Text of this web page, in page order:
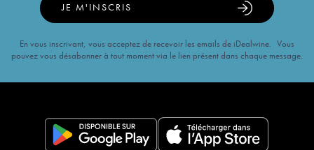
JE M'INSCRIS
En vous inscrivant, vous acceptez de recevoir les emails de iDealwine. Vous
pouvez vous désabonner à tout moment via le lien présent dans chaque message.